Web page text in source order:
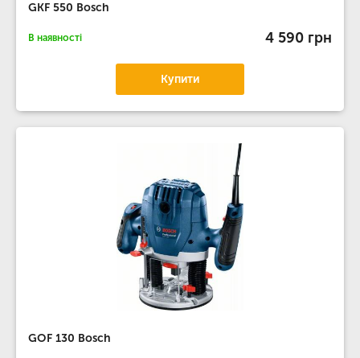
GKF 550 Bosch
В наявності 4 590 грн
Купити
GOF 130 Bosch